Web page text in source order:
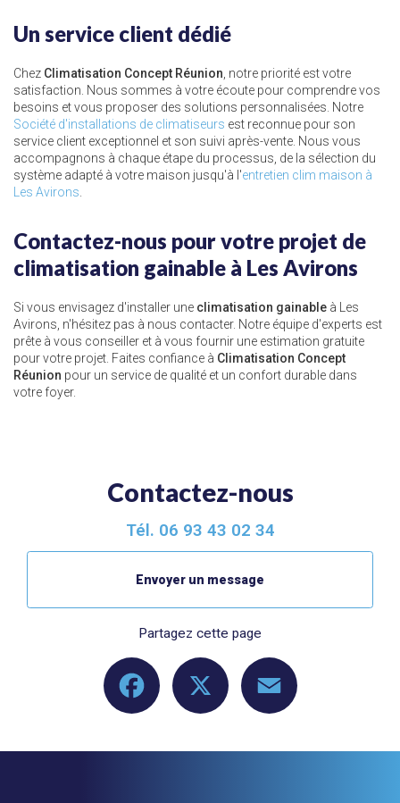
Un service client dédié
Chez Climatisation Concept Réunion , notre priorité est votre
satisfaction. Nous sommes à votre écoute pour comprendre vos
besoins et vous proposer des solutions personnalisées. Notre
Société d'installations de climatiseurs est reconnue pour son
service client exceptionnel et son suivi après-vente. Nous vous
accompagnons à chaque étape du processus, de la sélection du
système adapté à votre maison jusqu'à l'entretien clim maison à
Les Avirons
Contactez-nous pour votre projet de
climatisation gainable à Les Avirons
Si vous envisagez d'installer une climatisation gainable à Les
Avirons, n'hésitez pas à nous contacter. Notre équipe d'experts est
prête à vous conseiller et à vous fournir une estimation gratuite
pour votre projet. Faites confiance à Climatisation Concept
Réunion pour un service de qualité et un confort durable dans
votre foyer.
Contactez-nous
Tél. 06 93 43 02 34
Envoyer un message
Partagez cette page
Facebook